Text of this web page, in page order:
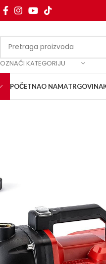
OZNAČI KATEGORIJU
POČETNAO NAMATRGOVINA